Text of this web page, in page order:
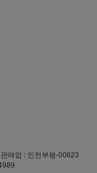
매업 : 인천부평-00623